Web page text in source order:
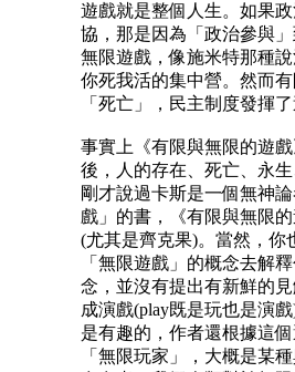
遊戲就是整個人生。如果
協，那是因為「政治參與
無限遊戲，像施米特那種
你死我活的集中營。然而
「死亡」，民主制度發揮
事實上《有限與無限的遊
後，人的存在、死亡、永
剛才說過卡斯是一個無神
戲」的書，《有限與無限
(尤其是齊克果)。當然，你
「無限遊戲」的概念去解
念，並沒有提出有新鮮的
成演戲(play既是玩也是演
是有趣的，作者還根據這
「無限玩家」，大概是某